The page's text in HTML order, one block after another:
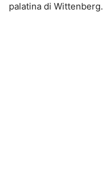
palatina di Wittenberg.